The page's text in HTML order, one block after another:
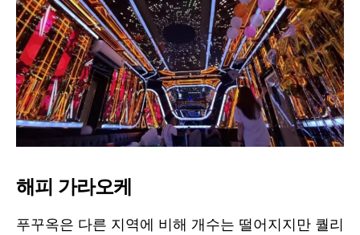
해피 가라오케
푸꾸옥은 다른 지역에 비해 개수는 떨어지지만 퀄리